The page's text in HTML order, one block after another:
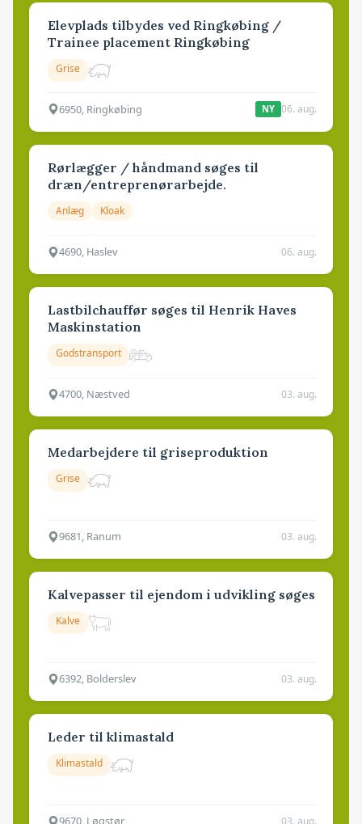
Elevplads tilbydes ved Ringkøbing /
Trainee placement Ringkøbing
Grise
6950, Ringkøbing NY 06. aug.
Rørlægger / håndmand søges til
dræn/entreprenørarbejde.
Anlæg Kloak
4690, Haslev 06. aug.
Lastbilchauffør søges til Henrik Haves
Maskinstation
Godstransport
4700, Næstved 03. aug.
Medarbejdere til griseproduktion
Grise
9681, Ranum 03. aug.
Kalvepasser til ejendom i udvikling søges
Kalve
6392, Bolderslev 03. aug.
Leder til klimastald
Klimastald
03. aug.